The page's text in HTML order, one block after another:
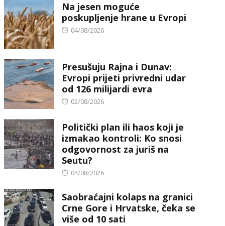
Na jesen moguće
poskupljenje hrane u Evropi
Posted
04/08/2026
Presušuju Rajna i Dunav:
Evropi prijeti privredni udar
od 126 milijardi evra
Posted
02/08/2026
Politički plan ili haos koji je
izmakao kontroli: Ko snosi
odgovornost za juriš na
Seutu?
Posted
04/08/2026
Saobraćajni kolaps na granici
Crne Gore i Hrvatske, čeka se
više od 10 sati